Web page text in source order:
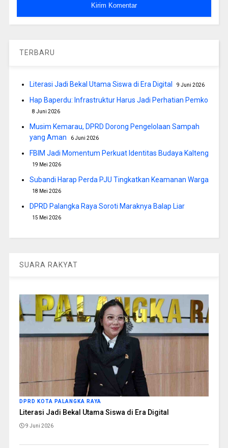
TERBARU
Literasi Jadi Bekal Utama Siswa di Era Digital 9 Juni 2026
Hap Baperdu: Infrastruktur Harus Jadi Perhatian Pemko
8 Juni 2026
Musim Kemarau, DPRD Dorong Pengelolaan Sampah
yang Aman
6 Juni 2026
FBIM Jadi Momentum Perkuat Identitas Budaya Kalteng
19 Mei 2026
Subandi Harap Perda PJU Tingkatkan Keamanan Warga
18 Mei 2026
DPRD Palangka Raya Soroti Maraknya Balap Liar
15 Mei 2026
SUARA RAKYAT
DPRD KOTA PALANGKA RAYA
Literasi Jadi Bekal Utama Siswa di Era Digital
9 Juni 2026